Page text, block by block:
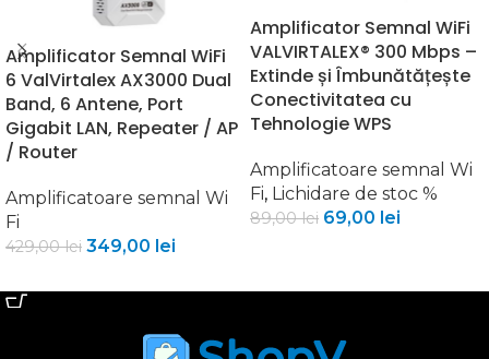
Amplificator Semnal WiFi
6 ValVirtalex AX3000 Dual
Band, 6 Antene, Port
Gigabit LAN, Repeater / AP
/ Router
Amplificatoare semnal Wi
Fi
429,00lei 349,00 lei
Amplificator Semnal WiFi
VALVIRTALEX® 300 Mbps –
Extinde și Îmbunătățește
Conectivitatea cu
Tehnologie WPS
Amplificatoare semnal Wi
Fi, Lichidare de stoc %
89,00lei 69,00 lei